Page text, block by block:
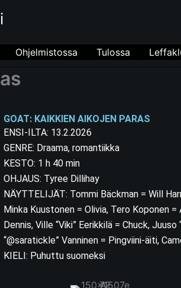
Ohjelmistossa Tulossa
GOAT: KAIKKIEN AIKOJEN PARAS
ENSI-ILTA: 13.2.2026
GENRE: Draama, romantiikka
KESTO: 1 h 40 min
OHJAUS: Tyree Dillihay
NÄYTTELIJÄT: Tommi Bäckman = Will
Minka Kuustonen = Olivia, Tero Koponen
Dennis, Ville “Viki” Eerikkilä = Chuck,
“@saratickle” Vanninen = Pingviini-äiti,
KIELI: Puhuttu suomeksi